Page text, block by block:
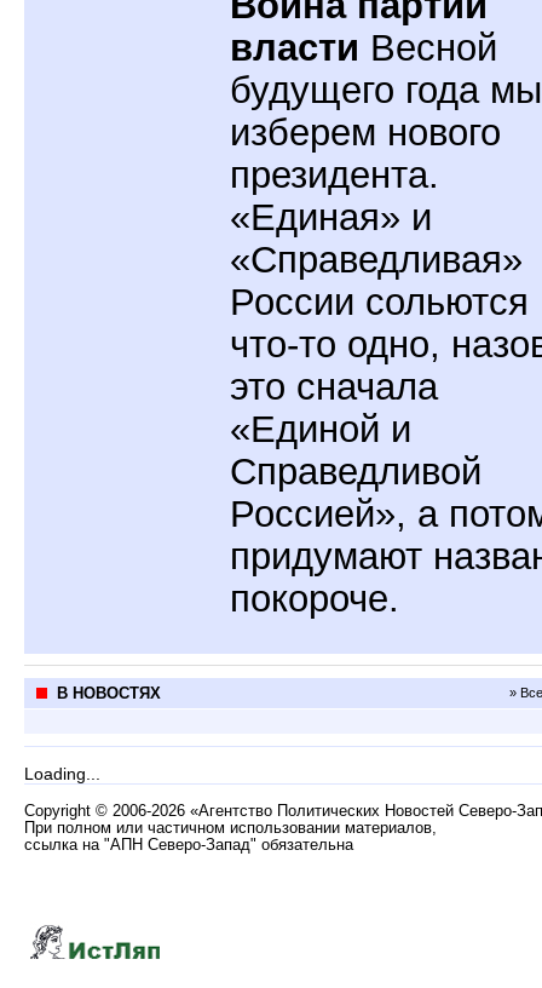
власти Весной
будущего года мы
изберем нового
президента.
«Единая» и
«Справедливая»
России сольются
что-то одно,
это сначала
«Единой и
Справедливой
Россией», а
придумают
покороче.
В НОВОСТЯХ »
Loading...
Copyright © 2006-2026 «Агентство Политических Новостей Северо-
При полном или частичном использовании материалов,
ссылка на "АПН Северо-Запад" обязательна